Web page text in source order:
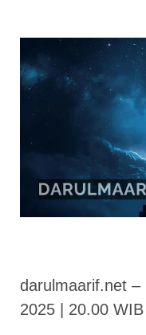
darulmaarif.net
2025 | 20.00 WIB